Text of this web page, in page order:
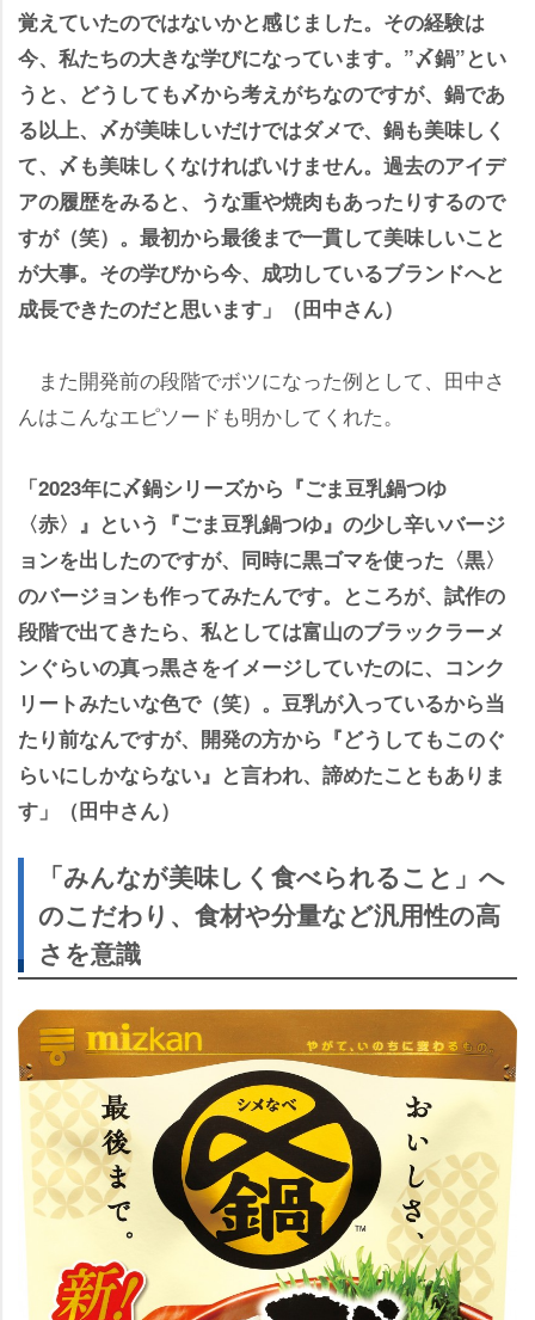
覚えていたのではないかと感じました。その経験は
今、私たちの大きな学びになっています。”〆鍋”とい
うと、どうしても〆から考えがちなのですが、鍋であ
る以上、〆が美味しいだけではダメで、鍋も美味しく
て、〆も美味しくなければいけません。過去のアイデ
アの履歴をみると、うな重や焼肉もあったりするので
すが（笑）。最初から最後まで一貫して美味しいこと
が大事。その学びから今、成功しているブランドへと
成長できたのだと思います」（田中さん）
また開発前の段階でボツになった例として、田中さ
んはこんなエピソードも明かしてくれた。
「2023年に〆鍋シリーズから『ごま豆乳鍋つゆ
〈赤〉』という『ごま豆乳鍋つゆ』の少し辛いバージ
ョンを出したのですが、同時に黒ゴマを使った〈黒〉
のバージョンも作ってみたんです。ところが、試作の
段階で出てきたら、私としては富山のブラックラーメ
ンぐらいの真っ黒さをイメージしていたのに、コンク
リートみたいな色で（笑）。豆乳が入っているから当
たり前なんですが、開発の方から『どうしてもこのぐ
らいにしかならない』と言われ、諦めたこともありま
す」（田中さん）
「みんなが美味しく食べられること」へ
のこだわり、食材や分量など汎用性の高
さを意識